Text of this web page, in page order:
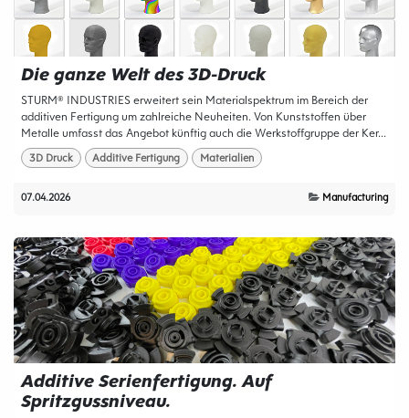
Die ganze Welt des 3D-Druck
STURM® INDUSTRIES erweitert sein Materialspektrum im Bereich der
additiven Fertigung um zahlreiche Neuheiten. Von Kunststoffen über
Metalle umfasst das Angebot künftig auch die Werkstoffgruppe der Ker...
3D Druck Additive Fertigung Materialien
07.04.2026 Manufacturing
Additive Serienfertigung. Auf
Spritzgussniveau.